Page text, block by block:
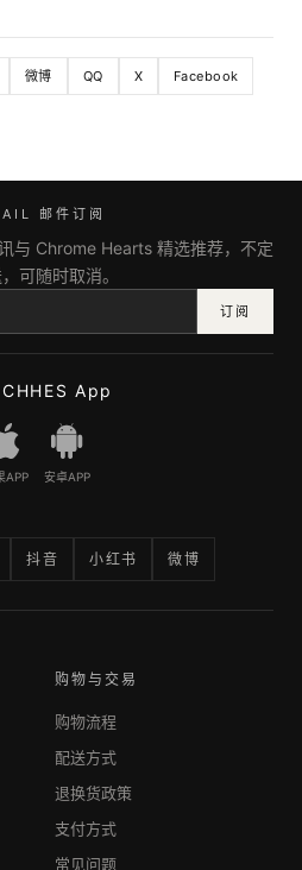
微博 QQ X Facebook
邮件订阅
与 Chrome Hearts 精选推荐，不定
可随时取消。
订阅
App
APP 安卓APP
抖音 小红书 微博
购物与交易
购物流程
配送方式
退换货政策
支付方式
常见问题